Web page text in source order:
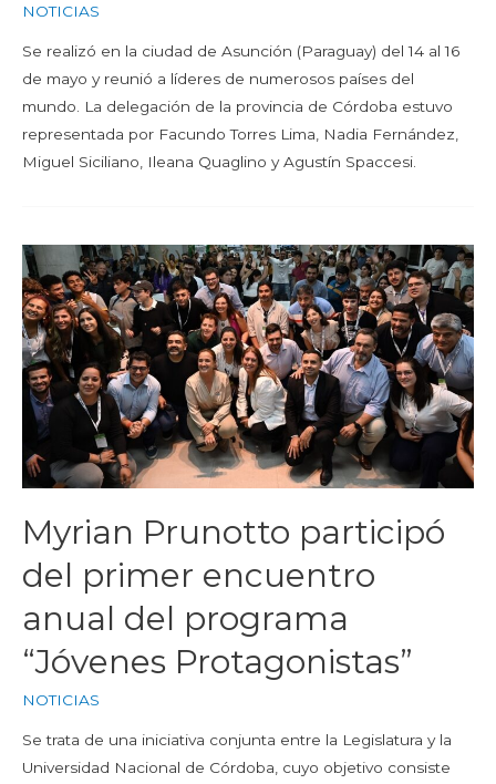
NOTICIAS
Se realizó en la ciudad de Asunción (Paraguay) del 14 al 16
de mayo y reunió a líderes de numerosos países del
mundo. La delegación de la provincia de Córdoba estuvo
representada por Facundo Torres Lima, Nadia Fernández,
Miguel Siciliano, Ileana Quaglino y Agustín Spaccesi.
Myrian Prunotto participó
del primer encuentro
anual del programa
“Jóvenes Protagonistas”
NOTICIAS
Se trata de una iniciativa conjunta entre la Legislatura y la
Universidad Nacional de Córdoba, cuyo objetivo consiste